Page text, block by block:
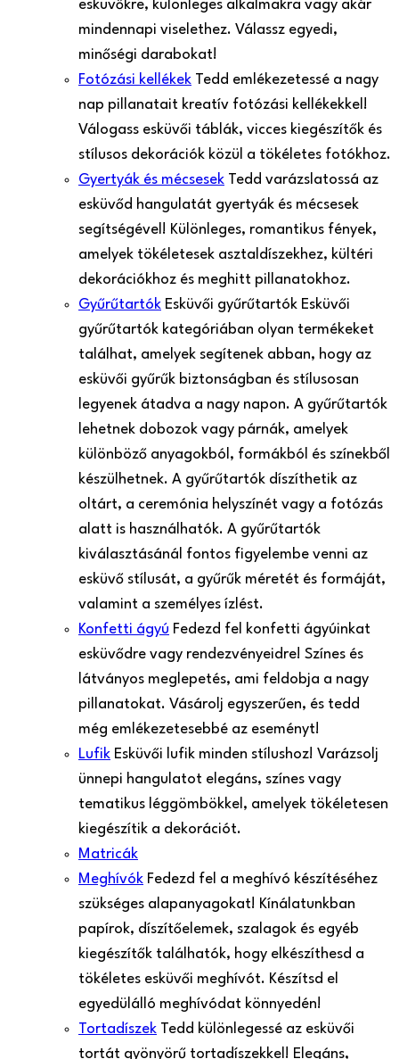
esküvőkre, különleges alkalmakra vagy akár
mindennapi viselethez. Válassz egyedi,
minőségi darabokat!
Fotózási kellékek Tedd emlékezetessé a nagy
nap pillanatait kreatív fotózási kellékekkel!
Válogass esküvői táblák, vicces kiegészítők és
stílusos dekorációk közül a tökéletes fotókhoz.
Gyertyák és mécsesek Tedd varázslatossá az
esküvőd hangulatát gyertyák és mécsesek
segítségével! Különleges, romantikus fények,
amelyek tökéletesek asztaldíszekhez, kültéri
dekorációkhoz és meghitt pillanatokhoz.
Gyűrűtartók Esküvői gyűrűtartók Esküvői
gyűrűtartók kategóriában olyan termékeket
találhat, amelyek segítenek abban, hogy az
esküvői gyűrűk biztonságban és stílusosan
legyenek átadva a nagy napon. A gyűrűtartók
lehetnek dobozok vagy párnák, amelyek
különböző anyagokból, formákból és színekből
készülhetnek. A gyűrűtartók díszíthetik az
oltárt, a ceremónia helyszínét vagy a fotózás
alatt is használhatók. A gyűrűtartók
kiválasztásánál fontos figyelembe venni az
esküvő stílusát, a gyűrűk méretét és formáját,
valamint a személyes ízlést.
Konfetti ágyú Fedezd fel konfetti ágyúinkat
esküvődre vagy rendezvényeidre! Színes és
látványos meglepetés, ami feldobja a nagy
pillanatokat. Vásárolj egyszerűen, és tedd
még emlékezetesebbé az eseményt!
Lufik Esküvői lufik minden stílushoz! Varázsolj
ünnepi hangulatot elegáns, színes vagy
tematikus léggömbökkel, amelyek tökéletesen
kiegészítik a dekorációt.
Matricák
Meghívók Fedezd fel a meghívó készítéséhez
szükséges alapanyagokat! Kínálatunkban
papírok, díszítőelemek, szalagok és egyéb
kiegészítők találhatók, hogy elkészíthesd a
tökéletes esküvői meghívót. Készítsd el
egyedülálló meghívódat könnyedén!
Tortadíszek Tedd különlegessé az esküvői
tortát gyönyörű tortadíszekkel! Elegáns,